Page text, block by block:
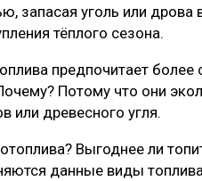
запасая уголь или дрова
тёплого сезона.
предпочитает
Потому что они
древесного угля.
Выгоднее ли
данные виды